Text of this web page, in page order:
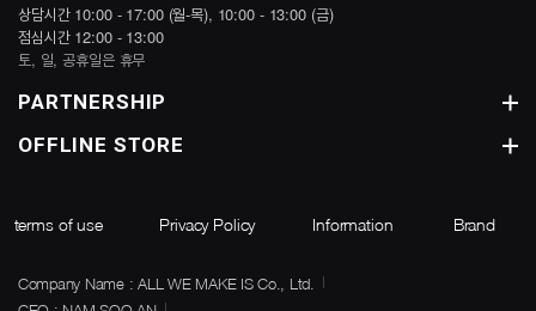
상담시간 10:00 - 17:00 (월-목), 10:00 - 13:00 (금)
점심시간 12:00 - 13:00
토, 일, 공휴일은 휴무
PARTNERSHIP
OFFLINE STORE
terms of use Privacy Policy Information Brand
Company Name : ALL WE MAKE IS Co., Ltd.